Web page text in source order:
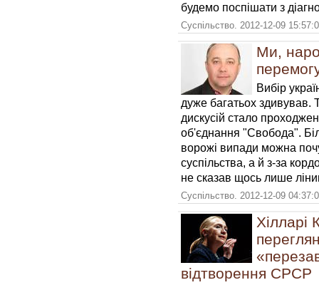
будемо поспішати з
Суспільство. 2012-12-09
Ми,
Вибір
дуже багатьох здивував.
дискусій стало
об'єднання "Свобода".
ворожі випади можна
суспільства, а й з-за
не сказав щось лише
Суспільство. 2012-12-09
Хілларі
відтворення СРСР